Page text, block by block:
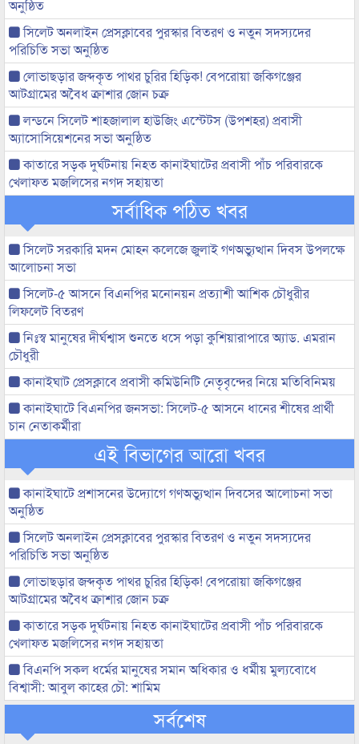
অনুষ্ঠিত
সিলেট অনলাইন প্রেসক্লাবের পুরস্কার বিতরণ ও নতুন সদস্যদের
পরিচিতি সভা অনুষ্ঠিত
লোভাছড়ার জব্দকৃত পাথর চুরির হিড়িক! বেপরোয়া জকিগঞ্জের
আটগ্রামের অবৈধ ক্রাশার জোন চক্র
লন্ডনে সিলেট শাহজালাল হাউজিং এস্টেটস (উপশহর) প্রবাসী
অ্যাসোসিয়েশনের সভা অনুষ্ঠিত
কাতারে সড়ক দুর্ঘটনায় নিহত কানাইঘাটের প্রবাসী পাঁচ পরিবারকে
খেলাফত মজলিসের নগদ সহায়তা
সর্বাধিক পঠিত খবর
সিলেট সরকারি মদন মোহন কলেজে জুলাই গণঅভ্যুত্থান দিবস উপলক্ষে
আলোচনা সভা
সিলেট-৫ আসনে বিএনপির মনোনয়ন প্রত্যাশী আশিক চৌধুরীর
লিফলেট বিতরণ
নিঃস্ব মানুষের দীর্ঘশ্বাস শুনতে ধসে পড়া কুশিয়ারাপারে অ্যাড. এমরান
চৌধুরী
কানাইঘাট প্রেসক্লাবে প্রবাসী কমিউনিটি নেতৃবৃন্দের নিয়ে মতিবিনিময়
কানাইঘাটে বিএনপির জনসভা: সিলেট-৫ আসনে ধানের শীষের প্রার্থী
চান নেতাকর্মীরা
এই বিভাগের আরো খবর
কানাইঘাটে প্রশাসনের উদ্যোগে গণঅভ্যুত্থান দিবসের আলোচনা সভা
অনুষ্ঠিত
সিলেট অনলাইন প্রেসক্লাবের পুরস্কার বিতরণ ও নতুন সদস্যদের
পরিচিতি সভা অনুষ্ঠিত
লোভাছড়ার জব্দকৃত পাথর চুরির হিড়িক! বেপরোয়া জকিগঞ্জের
আটগ্রামের অবৈধ ক্রাশার জোন চক্র
কাতারে সড়ক দুর্ঘটনায় নিহত কানাইঘাটের প্রবাসী পাঁচ পরিবারকে
খেলাফত মজলিসের নগদ সহায়তা
বিএনপি সকল ধর্মের মানুষের সমান অধিকার ও ধর্মীয় মুল্যবোধে
বিশ্বাসী: আবুল কাহের চৌ: শামিম
সর্বশেষ